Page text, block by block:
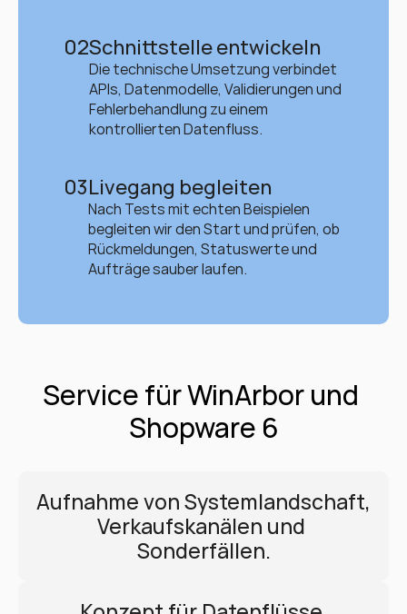
02Schnittstelle entwickeln
Die technische Umsetzung verbindet
APIs, Datenmodelle, Validierungen und
Fehlerbehandlung zu einem
kontrollierten Datenfluss.
03Livegang begleiten
Nach Tests mit echten Beispielen
begleiten wir den Start und prüfen, ob
Rückmeldungen, Statuswerte und
Aufträge sauber laufen.
Service für WinArbor und
Shopware 6
Aufnahme von Systemlandschaft,
Verkaufskanälen und
Sonderfällen.